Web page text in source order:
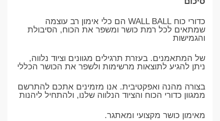
כדורי כוח WALL BALL הם כלי אימון רב עוצמה
שמתאים לכל רמת כושר ומשפר את הכוח, הסיבולת
והגמישות
של המתאמנים. בעזרת תרגילים מגוונים וציוד נלווה,
ניתן להגיע לתוצאות מרשימות ולשפר את הכושר הכללי
בצורה מהנה ואפקטיבית. אנו מזמינים אתכם להתרשם
ממגוון כדורי הכוח והציוד הנלווה שלנו, ולהתחיל ליהנות
מאימון כושר מקצועי ומאתגר.